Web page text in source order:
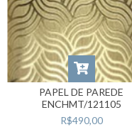
PAPEL DE PAREDE
ENCHMT/121105
R$490,00